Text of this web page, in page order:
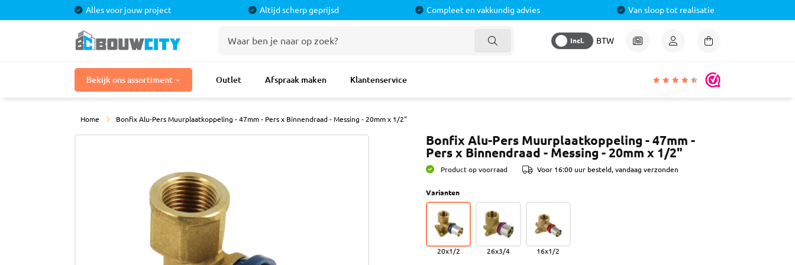
Alles voor jouw project Altijd scherp geprijsd Compleet en vakkundig advies Van sloop tot realisatie
Incl. BTW
Bekijk ons assortiment Outlet Afspraak maken Klantenservice
Bouwmaterialen
Douches
Kranen
Stukadoorsmateriaal
Stucprimers
Verf
Voorstrijkmiddel
Schoonmaak & Reinigen
Kwasten
Plamuur & Vulmiddel
Schuurpapier &
Egalisatie
Schroeven & Pluggen
Home Bonfix Alu-Pers Muurplaatkoppeling - 47mm - Pers x Binnendraad - Messing - 20mm x 1/2"
Bonfix Alu-Pers Muurplaatkoppeling - 47mm -
Pers x Binnendraad - Messing - 20mm x 1/2"
Product op voorraad Voor 16:00 uur besteld, vandaag verzonden
Varianten
20x1/2 26x3/4 16x1/2